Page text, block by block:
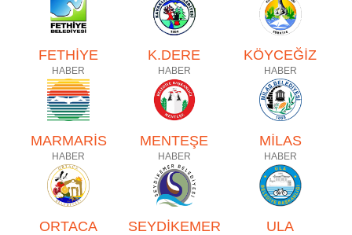
FETHİYE
HABER
K.DERE
HABER
KÖYCEĞİZ
HABER
MARMARİS
HABER
MENTEŞE
HABER
MİLAS
HABER
ORTACA SEYDİKEMER ULA